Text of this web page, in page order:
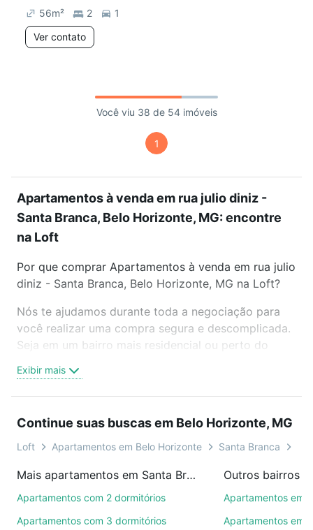
56m² 2
1
Ver contato
Você viu 38 de 54 imóveis
1
Apartamentos à venda em rua julio diniz -
Santa Branca, Belo Horizonte, MG: encontre
na Loft
Por que comprar Apartamentos à venda em rua julio
diniz - Santa Branca, Belo Horizonte, MG na Loft?
Nós te ajudamos durante toda a negociação para
você realizar uma compra segura e descomplicada.
Seja em um bairro mais residencial ou perto do
oferta ideal de Apartamentos à venda em rua julio
diniz - Santa Branca, Belo Horizonte, MG para
ou por videochamada, é grátis, sem compromisso e
você ainda conta com mais de 46 mil corretores e
de imóveis.
Como escolher um imóvel?
Exibir mais
Continue suas buscas em Belo Horizonte, MG
Loft Apartamentos em Belo Horizonte Santa Branca
Mais apartamentos em Santa Branca
Apartamentos com 2 dormitórios
Apartamentos com 3 dormitórios
Apartamentos em
Apartamentos em